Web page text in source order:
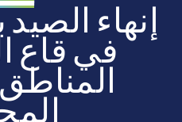
إنهاء
في قاع
المناطق